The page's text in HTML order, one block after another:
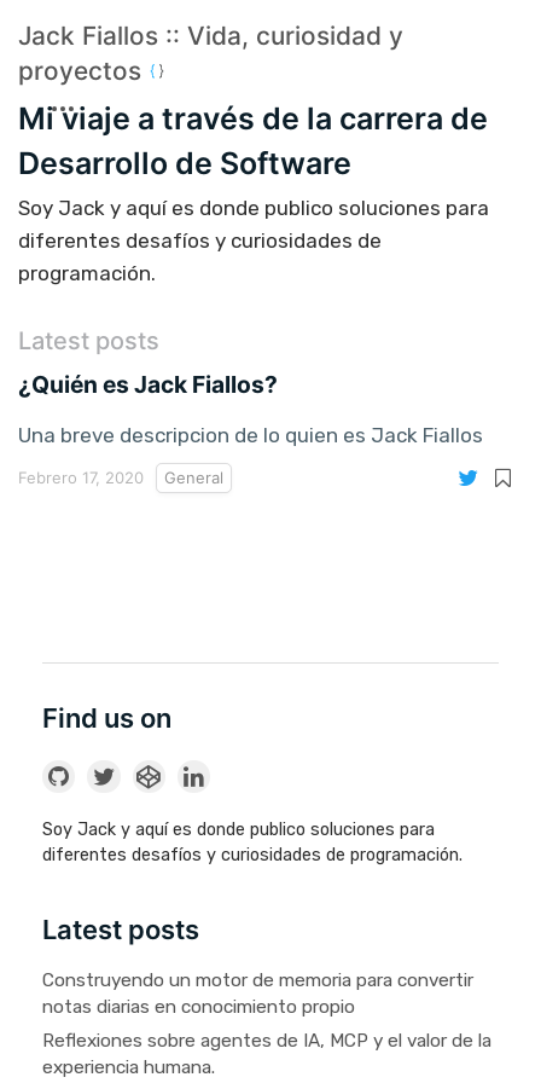
Jack Fiallos :: Vida, curiosidad y
proyectos
Mi viaje a través de la carrera de
Desarrollo de Software
Soy Jack y aquí es donde publico soluciones para
diferentes desafíos y curiosidades de
programación.
Latest posts
¿Quién es Jack Fiallos?
Una breve descripcion de lo quien es Jack Fiallos
Febrero 17, 2020 General
Find us on
Soy Jack y aquí es donde publico soluciones para
diferentes desafíos y curiosidades de programación.
Latest posts
Construyendo un motor de memoria para convertir
notas diarias en conocimiento propio
Reflexiones sobre agentes de IA, MCP y el valor de la
experiencia humana.